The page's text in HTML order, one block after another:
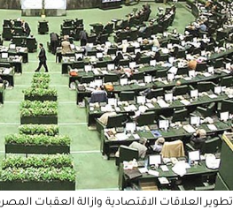
تطوير العلاقات الاقتصادية وازالة العقبات